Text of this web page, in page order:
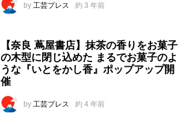
by 工芸プレス 約 3 年前
【奈良 蔦屋書店】抹茶の香りをお菓子
の木型に閉じ込めた まるでお菓子のよ
うな『いとをかし香』ポップアップ開
催
by 工芸プレス 約 4 年前